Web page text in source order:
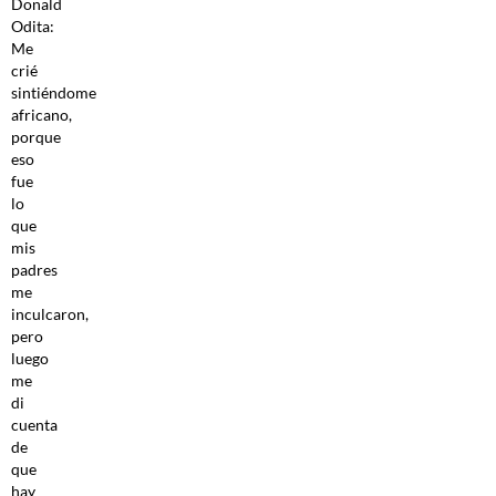
Odita:
Me
crié
sintiéndome
africano,
porque
eso
fue
lo
que
mis
padres
me
inculcaron,
pero
luego
me
di
cuenta
de
que
hay